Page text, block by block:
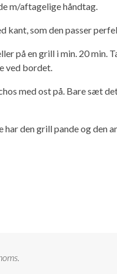
m/aftagelige håndtag.
kant, som den passer
på en grill i min. 20 min.
ved bordet.
med ost på. Bare sæt
har den grill pande og den